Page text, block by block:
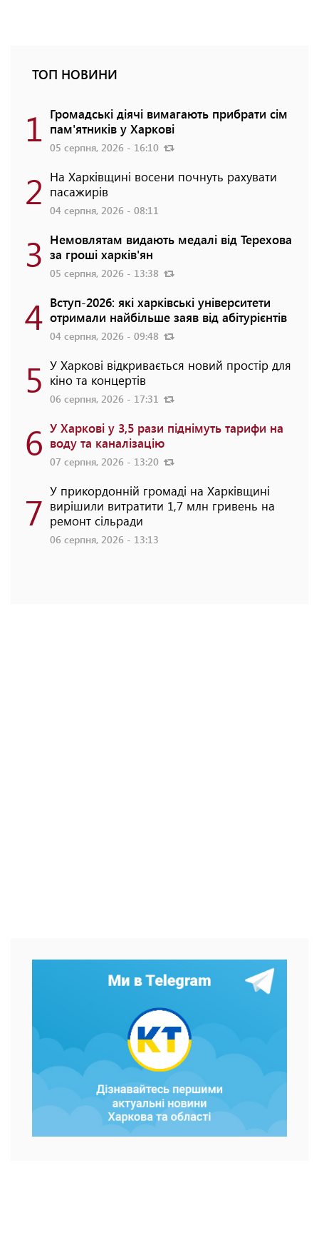
ТОП НОВИНИ
1 Громадські діячі вимагають прибрати сім
пам'ятників у Харкові
05 серпня, 2026 - 16:10
2 На Харківщині восени почнуть рахувати
пасажирів
04 серпня, 2026 - 08:11
3 Немовлятам видають медалі від Терехова
за гроші харків'ян
05 серпня, 2026 - 13:38
4 Вступ-2026: які харківські університети
отримали найбільше заяв від абітурієнтів
04 серпня, 2026 - 09:48
5 У Харкові відкривається новий простір для
кіно та концертів
06 серпня, 2026 - 17:31
6 У Харкові у 3,5 рази піднімуть тарифи на
воду та каналізацію
07 серпня, 2026 - 13:20
7 У прикордонній громаді на Харківщині
вирішили витратити 1,7 млн гривень на
ремонт сільради
06 серпня, 2026 - 13:13